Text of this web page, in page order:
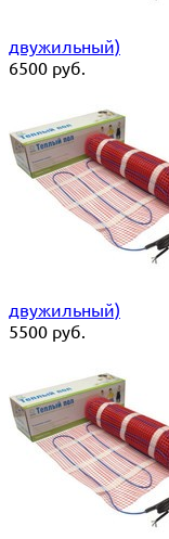
двужильный)
6500 руб.
двужильный)
5500 руб.